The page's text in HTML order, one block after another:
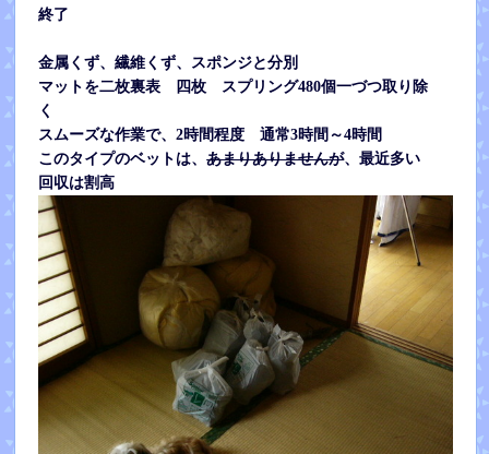
終了
金属くず、繊維くず、スポンジと分別
マットを二枚裏表 四枚 スプリング480個一づつ取り除
く
スムーズな作業で、2時間程度 通常3時間～4時間
このタイプのベットは、あまりありませんが、最近多い
回収は割高